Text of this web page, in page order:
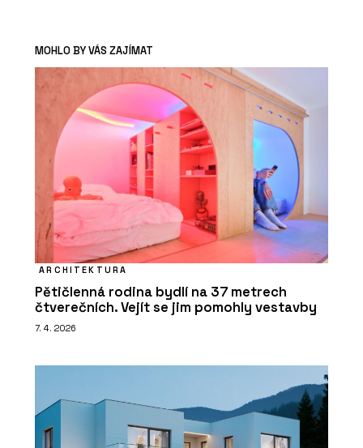
MOHLO BY VÁS ZAJÍMAT
ARCHITEKTURA
Pětičlenná rodina bydlí na 37 metrech
čtverečních. Vejít se jim pomohly vestavby
7. 4. 2026